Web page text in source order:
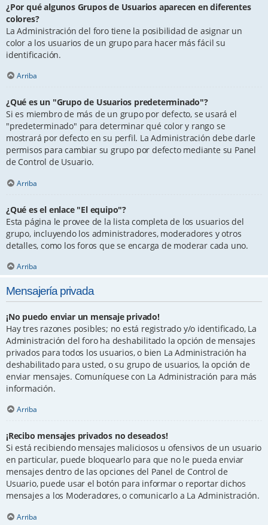
¿Por qué algunos Grupos de Usuarios aparecen en diferentes
colores?
La Administración del foro tiene la posibilidad de asignar un
color a los usuarios de un grupo para hacer más fácil su
identificación.
Arriba
¿Qué es un "Grupo de Usuarios predeterminado"?
Si es miembro de más de un grupo por defecto, se usará el
"predeterminado" para determinar qué color y rango se
mostrará por defecto en su perfil. La Administración debe darle
permisos para cambiar su grupo por defecto mediante su Panel
de Control de Usuario.
Arriba
¿Qué es el enlace "El equipo"?
Esta página le provee de la lista completa de los usuarios del
grupo, incluyendo los administradores, moderadores y otros
detalles, como los foros que se encarga de moderar cada uno.
Arriba
Mensajería privada
¡No puedo enviar un mensaje privado!
Hay tres razones posibles; no está registrado y/o identificado, La
Administración del foro ha deshabilitado la opción de mensajes
privados para todos los usuarios, o bien La Administración ha
deshabilitado para usted, o su grupo de usuarios, la opción de
enviar mensajes. Comuníquese con La Administración para más
información.
Arriba
¡Recibo mensajes privados no deseados!
Si está recibiendo mensajes maliciosos u ofensivos de un usuario
en particular, puede bloquearlo para que no le pueda enviar
mensajes dentro de las opciones del Panel de Control de
Usuario, puede usar el botón para informar o reportar dichos
mensajes a los Moderadores, o comunicarlo a La Administración.
Arriba